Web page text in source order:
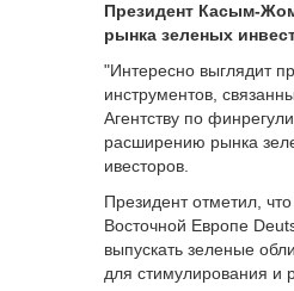
Президент Касым-
рынка зеленых
"Интересно выглядит
инструментов,
Агентству по
расширению рынка
ивесторов.
Президент отметил,
Восточной Европе
выпускать зеленые
для стимулирования и